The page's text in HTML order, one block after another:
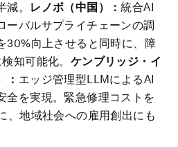
。 レノボ（中国）：統合AI
ーバルサプライチェーンの調
30%向上させると同時に、障
知可能化。 ケンブリッジ・イ
： エッジ管理型LLMによるAI
全を実現。緊急修理コストを
、地域社会への雇用創出にも